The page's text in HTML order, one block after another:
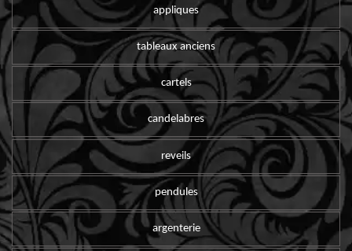
appliques
tableaux anciens
cartels
candelabres
reveils
pendules
argenterie